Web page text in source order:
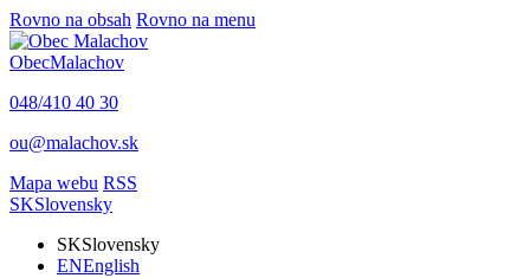
Rovno na obsah Rovno na menu
ObecMalachov
048/410 40 30
ou@malachov.sk
Mapa webu RSS
SKSlovensky
SKSlovensky
ENEnglish